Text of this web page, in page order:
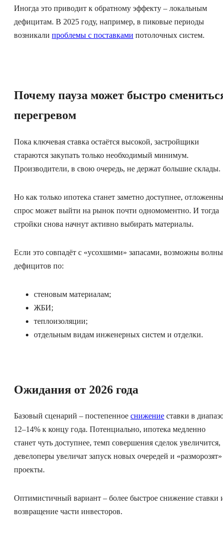
Иногда это приводит к обратному эффекту – локальным
дефицитам. В 2025 году, например, в пиковые периоды
возникали проблемы с поставками потолочных систем.
Почему пауза может быстро
перегревом
Пока ключевая ставка остаётся высокой, застройщики
стараются закупать только необходимый минимум.
Производители, в свою очередь, не держат большие склады.
Но как только ипотека станет заметно доступнее,
спрос может выйти на рынок почти одномоментно. И тогда
стройки снова начнут активно выбирать материалы.
Если это совпадёт с «усохшими» запасами, возможны волны
дефицитов по:
стеновым материалам;
ЖБИ;
теплоизоляции;
отдельным видам инженерных систем и отделки.
Ожидания от 2026 года
Базовый сценарий – постепенное снижение ставки в
12–14% к концу года. Потенциально, ипотека медленно
станет чуть доступнее, темп совершения сделок увеличится,
девелоперы увеличат запуск новых очередей и «разморозят»
проекты.
Оптимистичный вариант – более быстрое снижение ставки
возвращение части инвесторов.